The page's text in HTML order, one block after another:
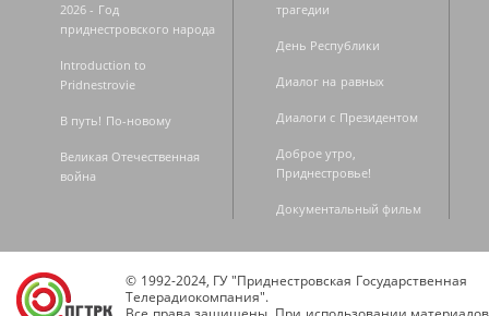
2026 - Год
приднестровского народа
Introduction to
Pridnestrovie
В путь! По-новому
Великая Отечественная
война
трагедии
День Республики
Диалог на равных
Диалоги с Президентом
Доброе утро,
Приднестровье!
Документальный фильм
© 1992-2024, ГУ "Приднестровская Государственная
Телерадиокомпания".